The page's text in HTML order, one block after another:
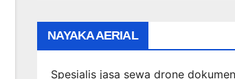
NAYAKA AERIAL
Spesialis jasa sewa drone